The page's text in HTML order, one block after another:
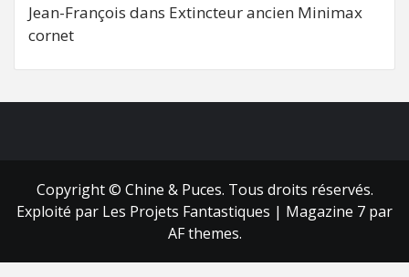
Jean-François dans Extincteur ancien Minimax
cornet
Copyright © Chine & Puces. Tous droits réservés.
Exploité par Les Projets Fantastiques | Magazine 7 par
AF themes.